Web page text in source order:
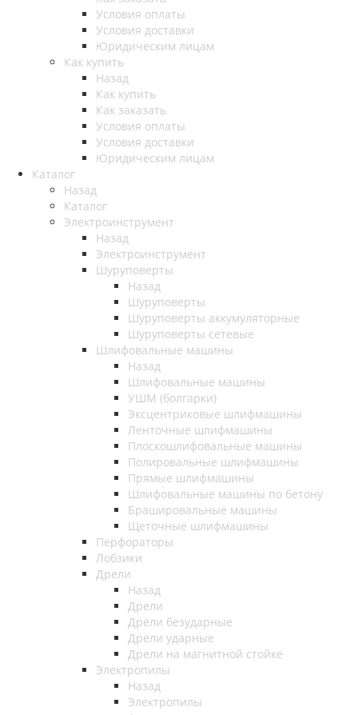
Условия оплаты
Условия доставки
Юридическим лицам
Как купить
Назад
Как купить
Как заказать
Условия оплаты
Условия доставки
Юридическим лицам
Каталог
Назад
Каталог
Электроинструмент
Назад
Электроинструмент
Шуруповерты
Назад
Шуруповерты
Шуруповерты аккумуляторные
Шуруповерты сетевые
Шлифовальные машины
Назад
Шлифовальные машины
УШМ (болгарки)
Эксцентриковые шлифмашины
Ленточные шлифмашины
Плоскошлифовальные машины
Полировальные шлифмашины
Прямые шлифмашины
Шлифовальные машины по бетону
Брашировальные машины
Щеточные шлифмашины
Перфораторы
Лобзики
Дрели
Назад
Дрели
Дрели безударные
Дрели ударные
Дрели на магнитной стойке
Электропилы
Назад
Электропилы